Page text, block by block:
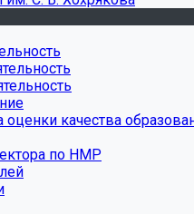
оценки качества
по НМР